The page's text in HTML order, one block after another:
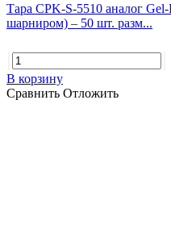
Тара CPK-S-5510 аналог
шарниром) – 50 шт. разм...
В корзину
Сравнить Отложить